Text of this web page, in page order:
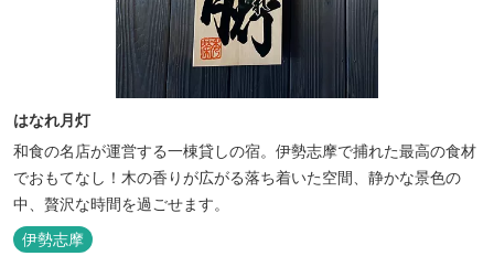
はなれ月灯
和食の名店が運営する一棟貸しの宿。伊勢志摩で捕れた最高の食材
でおもてなし！木の香りが広がる落ち着いた空間、静かな景色の
中、贅沢な時間を過ごせます。
伊勢志摩